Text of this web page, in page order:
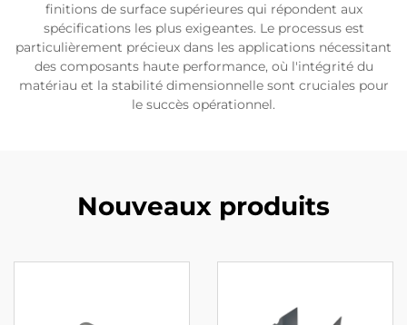
finitions de surface supérieures qui répondent aux
spécifications les plus exigeantes. Le processus est
particulièrement précieux dans les applications nécessitant
des composants haute performance, où l'intégrité du
matériau et la stabilité dimensionnelle sont cruciales pour
le succès opérationnel.
Nouveaux produits